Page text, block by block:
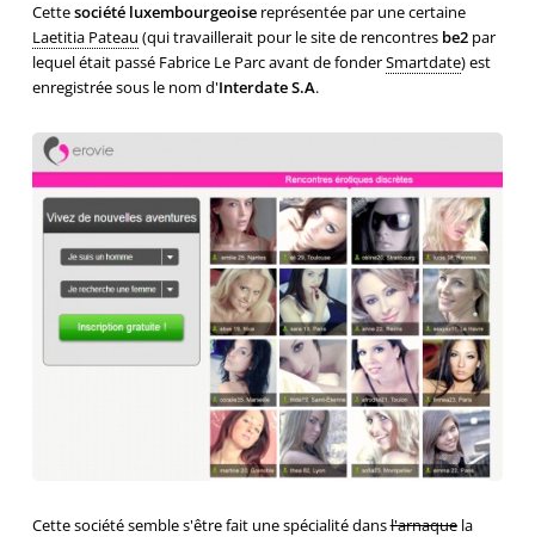
Cettesociété luxembourgeoisereprésentée par une certaine
Laetitia Pateau (qui travaillerait pour le site de rencontres be2par
lequel était passé Fabrice Le Parc avant de fonderSmartdate) est
enregistrée sous le nom d'Interdate S.A.
Cette société semble s'être fait une spécialité dansl'arnaquela